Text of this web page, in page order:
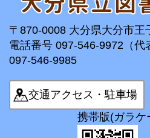
〒870-0008 大分県大分市王
電話番号 097-546-9972（代
097-546-9985
交通アクセス・駐車場
携帯版(ガラケ